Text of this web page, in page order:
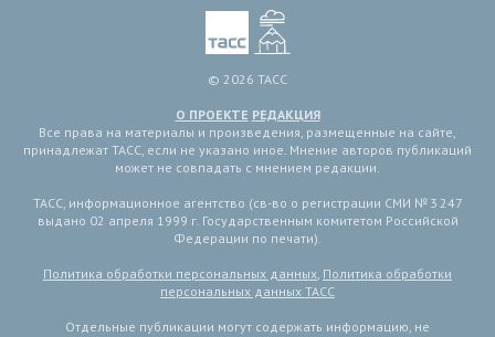
© 2026 ТАСС
О ПРОЕКТЕ РЕДАКЦИЯ
Все права на материалы и произведения, размещенные на сайте,
принадлежат ТАСС, если не указано иное. Мнение авторов публикаций
может не совпадать с мнением редакции.
ТАСС, информационное агентство (св-во о регистрации СМИ № 3 247
выдано 02 апреля 1999 г. Государственным комитетом Российской
Федерации по печати).
Политика обработки персональных данных, Политика обработки
персональных данных ТАСС
Отдельные публикации могут содержать информацию, не